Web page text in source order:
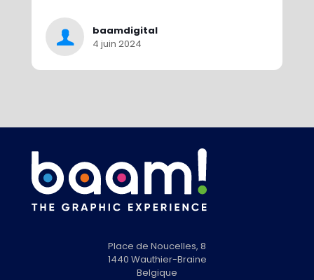
baamdigital
4 juin 2024
Place de Noucelles, 8
1440 Wauthier-Braine
Belgique